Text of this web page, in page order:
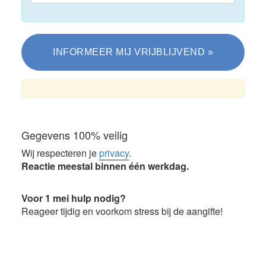
Gegevens 100% veilig
Wij respecteren jeprivacy.
Reactie meestal binnen één werkdag.
Voor 1 mei hulp nodig?
Reageer tijdig en voorkom stress bij de aangifte!